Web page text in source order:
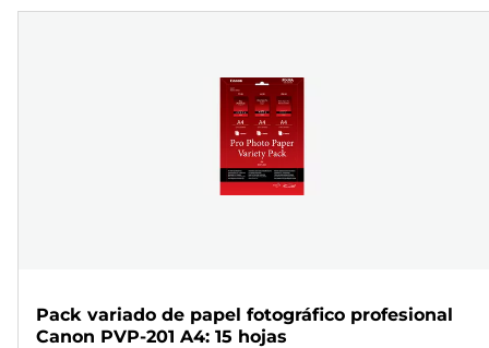
Pack variado de papel fotográfico profesional
Canon PVP-201 A4: 15 hojas